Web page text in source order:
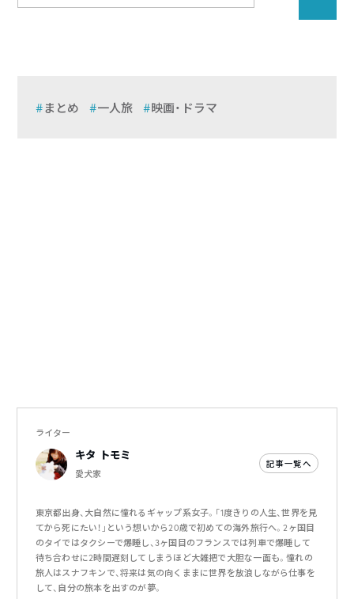
まとめ 一人旅 映画・ドラマ
ライター
キタ トモミ
愛犬家
記事一覧へ
東京都出身、大自然に憧れるギャップ系女子。「1度きりの人生、世界を見
てから死にたい！」という想いから20歳で初めての海外旅行へ。2ヶ国目
のタイではタクシーで爆睡し、3ヶ国目のフランスでは列車で爆睡して
待ち合わせに2時間遅刻してしまうほど大雑把で大胆な一面も。憧れの
旅人はスナフキンで、将来は気の向くままに世界を放浪しながら仕事を
して、自分の旅本を出すのが夢。